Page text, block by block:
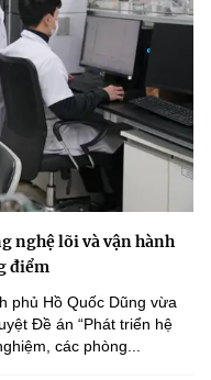
nghệ lõi và vận hành
điểm
phủ Hồ Quốc Dũng vừa
Đề án “Phát triển hệ
các phòng...